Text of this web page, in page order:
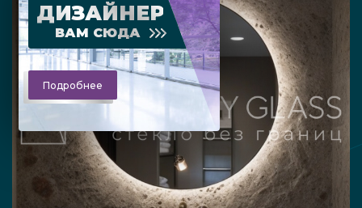
ДИЗАЙНЕР
ВАМ СЮДА
Подробнее